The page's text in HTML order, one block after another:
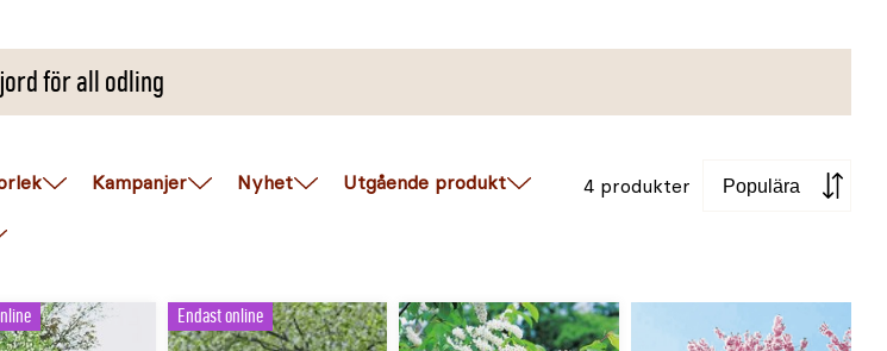
för all odling
Kampanjer Nyhet Utgående produkt Sortera
4 produkter
Endast online